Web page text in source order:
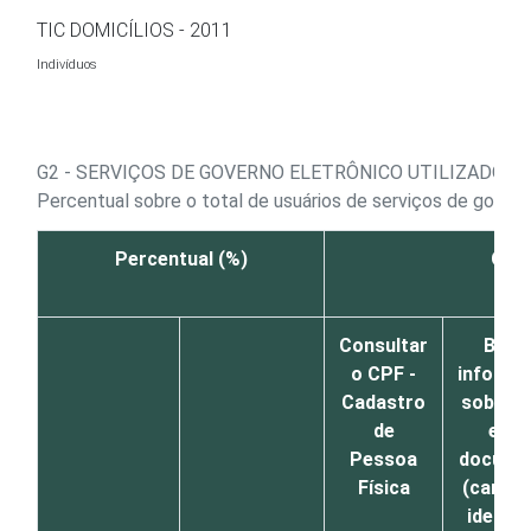
Ir para o conteúdo
TIC DOMICÍLIOS - 2011
Indivíduos
G2 - SERVIÇOS DE GOVERNO ELETRÔNICO UTILIZADOS
Percentual sobre o total de usuários de serviços de
Percentual (%)
Consultar
o CPF -
Cadastro
de
Pessoa
Física
sobre